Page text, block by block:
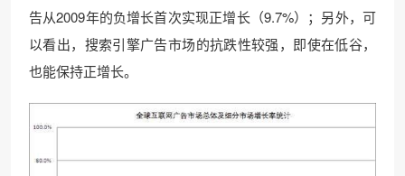
告从2009年的负增长首次实现正增长（9.7%）；另外，可
以看出，搜索引擎广告市场的抗跌性较强，即使在低谷，
也能保持正增长。